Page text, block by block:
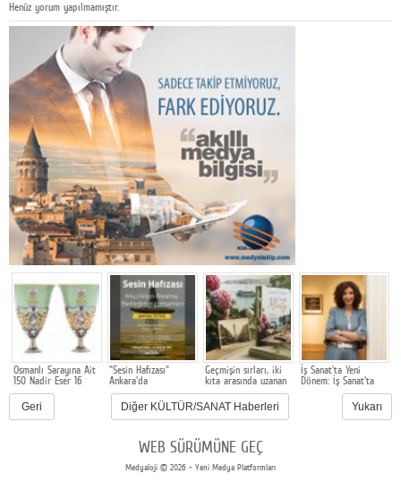
Henüz yorum yapılmamıştır.
Osmanlı Sarayına Ait
150 Nadir Eser 16
Ağustos'ta
Müzayedeye Çıkıyor
"Sesin Hafızası"
Ankara'da
Geçmişin sırları, iki
kıta arasında uzanan
bir aile hikâyesinde
gün yüzüne çıkıyor
İş Sanat'ta Yeni
Dönem: İş Sanat'ta
Genel Müdürlük
bayrağını Defne
Turaç devraldı
Geri
Diğer KÜLTÜR/SANAT Haberleri Yukarı
WEB SÜRÜMÜNE GEÇ
Medyaloji © 2026 - Yeni Medya Platformları